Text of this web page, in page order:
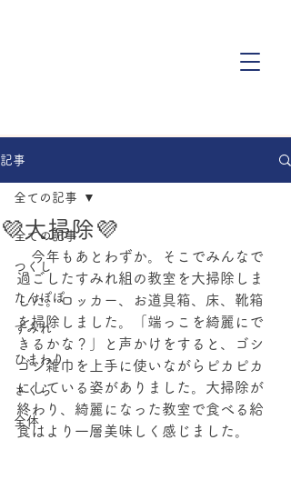
記事
全ての記事
つくし
たんぽぽ
すみれ
ひまわり
さくら
全体
全ての記事
💜大掃除💜
今年もあとわずか。そこでみんなで
過ごしたすみれ組の教室を大掃除しま
した。ロッカー、お道具箱、床、靴箱
を掃除しました。「端っこを綺麗にで
きるかな？」と声かけをすると、ゴシ
ゴシ雑巾を上手に使いながらピカピカ
にしている姿がありました。大掃除が
終わり、綺麗になった教室で食べる給
食はより一層美味しく感じました。